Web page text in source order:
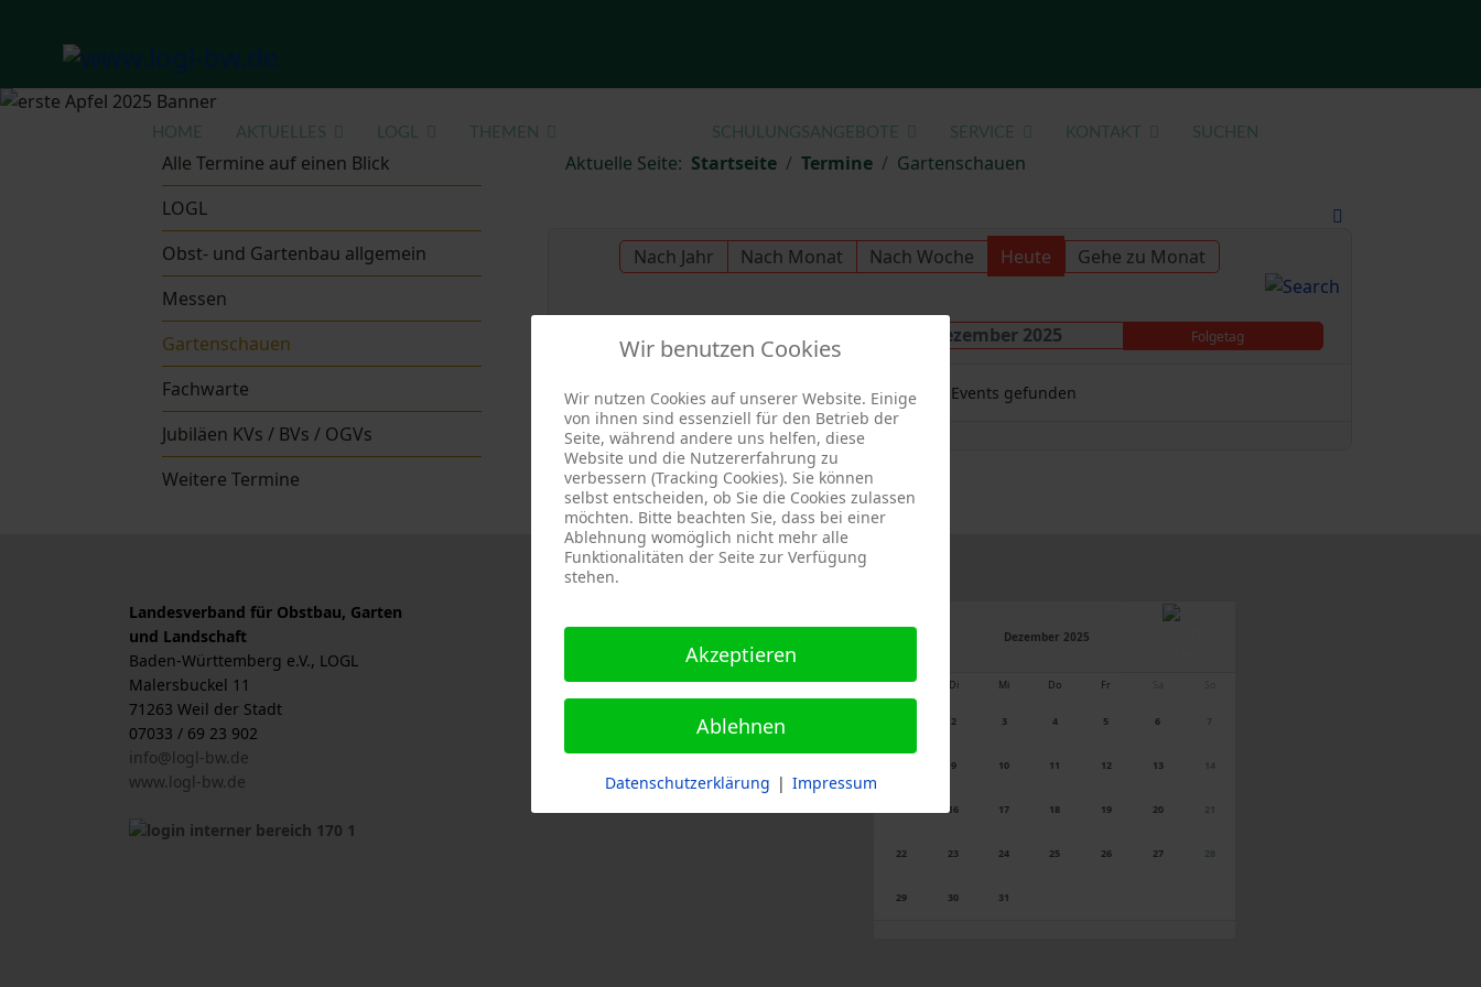
HOME AKTUELLES LOGL THEMEN SCHULUNGSANGEBOTE SERVICE KONTAKT SUCHEN
Alle Termine auf einen Blick
LOGL
Obst- und Gartenbau allgemein
Messen
Gartenschauen
Fachwarte
Jubiläen KVs / BVs / OGVs
Weitere Termine
Aktuelle Seite: Startseite Termine Gartenschauen
Nach Jahr Nach Monat Nach Woche Heute Gehe zu Monat
Vorheriger Tag Dienstag, 09. Dezember 2025 Folgetag
Es wurden keine Events gefunden
Landesverband für Obstbau, Garten
und Landschaft
Baden-Württemberg e.V., LOGL
Malersbuckel 11
71263 Weil der Stadt
07033 / 69 23 902
info@logl-bw.de
www.logl-bw.de
Dezember 2025
Mo Di Mi Do Fr
2 3 4 5 6 7
9 10 11 12 13 14
16 17 18 19 20 21
22 23 24 25 26 27 28
29 30 31
Wir benutzen Cookies
Wir nutzen Cookies auf unserer Website. Einige
von ihnen sind essenziell für den Betrieb der
Seite, während andere uns helfen, diese
Website und die Nutzererfahrung zu
verbessern (Tracking Cookies). Sie können
selbst entscheiden, ob Sie die Cookies zulassen
möchten. Bitte beachten Sie, dass bei einer
Ablehnung womöglich nicht mehr alle
Funktionalitäten der Seite zur Verfügung
stehen.
Akzeptieren
Ablehnen
Datenschutzerklärung | Impressum